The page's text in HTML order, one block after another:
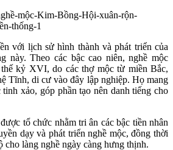
với lịch sử hình thành và phát triển của
này. Theo các bậc cao niên, nghề mộc
kỷ XVI, do các thợ mộc từ miền Bắc,
Tĩnh, di cư vào đây lập nghiệp. Họ mang
xảo, góp phần tạo nên danh tiếng cho
tổ chức nhằm tri ân các bậc tiền nhân
dạy và phát triển nghề mộc, đồng thời
cho làng nghề ngày càng hưng thịnh.